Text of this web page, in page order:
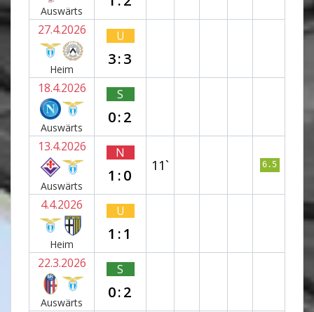
Auswärts
27.4.2026
Heim
U
3:3
18.4.2026
Auswärts
S
0:2
13.4.2026
Auswärts
N
1:0
11` 6.5
4.4.2026
Heim
U
1:1
22.3.2026
Auswärts
S
0:2